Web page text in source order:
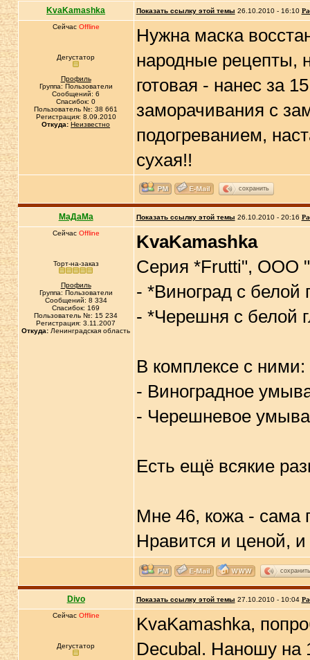
KvaKamashka Показать ссылку этой темы 26.10.2010 - 16:10
Сейчас Offline
Дегустатор
Профиль
Группа: Пользователи
Сообщений: 6
Спасибок: 0
Пользователь №: 38 661
Регистрация: 8.09.2010
Откуда: Неизвестно
Нужна маска
народные рецепты,
готовая - нанес за
заморачивания с
подогреванием,
сухая!!
сохранить
МаДаМа Показать ссылку этой темы 26.10.2010 - 20:16
Сейчас Offline
Торт-на-заказ
Профиль
Группа: Пользователи
Сообщений: 8 334
Спасибок: 169
Пользователь №: 15 234
Регистрация: 3.11.2007
Откуда: Ленинградская область
KvaKamashka
Серия *Frutti", ООО
- *Виноград с белой
- *Черешня с белой
В комплексе с ними:
- Виноградное
- Черешневое
Есть ещё всякие
Мне 46, кожа - сама
Нравится и ценой,
сохранить
Divo Показать ссылку этой темы 27.10.2010 - 10:04
Сейчас Offline
Дегустатор
KvaKamashka,
Decubal. Наношу на